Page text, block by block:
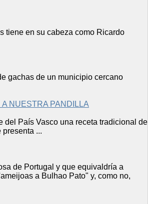
tiene en su cabeza como Ricardo
gachas de un municipio cercano
NUESTRA PANDILLA
País Vasco una receta tradicional de
...
de Portugal y que equivaldría a
a Bulhao Pato" y, como no,